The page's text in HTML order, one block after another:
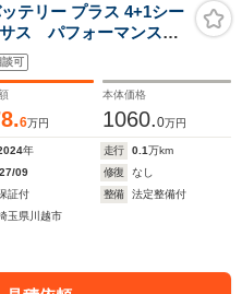
テリー プラス 4+1シー
ス パフォーマンスバ
ルーフ
談可
6万円
本体価格
1060.0万円
年 走行 0.1万km
09 修復
なし
証付 整備
法定整備付
玉県川越市